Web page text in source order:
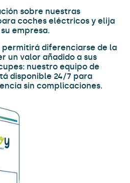
sobre nuestras
coches eléctricos y elija
empresa.
diferenciarse de la
un valor añadido a sus
nuestro equipo de
disponible 24/7 para
sin complicaciones.